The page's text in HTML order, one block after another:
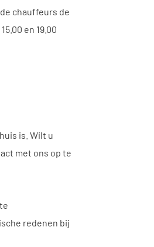
chauffeurs de
en 19.00
is. Wilt u
met ons op te
redenen bij